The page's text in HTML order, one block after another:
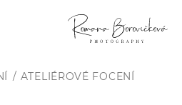
ATELIÉROVÉ FOCENÍ